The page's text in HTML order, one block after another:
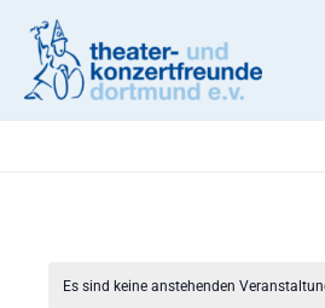
Inhalt
springen
Es sind keine anstehenden